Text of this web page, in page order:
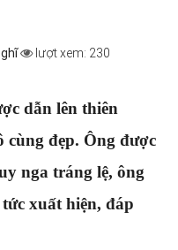
lượt xem: 230
dẫn lên thiên
cùng đẹp. Ông được
nga tráng lệ, ông
xuất hiện, đáp